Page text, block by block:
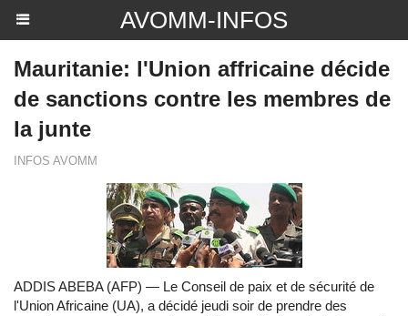
AVOMM-INFOS
Mauritanie: l'Union affricaine décide
de sanctions contre les membres de
la junte
INFOS AVOMM
ADDIS ABEBA (AFP) — Le Conseil de paix et de sécurité de
l'Union Africaine (UA), a décidé jeudi soir de prendre des